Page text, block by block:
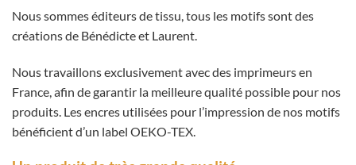
Nous sommes éditeurs de tissu, tous les motifs sont des
créations de Bénédicte et Laurent.
Nous travaillons exclusivement avec des imprimeurs en
France, afin de garantir la meilleure qualité possible pour nos
produits. Les encres utilisées pour l’impression de nos motifs
bénéficient d’un label OEKO-TEX.